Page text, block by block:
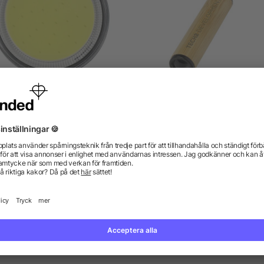
mini COB flash light Dan
från 10,74 kr från 8,29 kr
Vi har svaren.